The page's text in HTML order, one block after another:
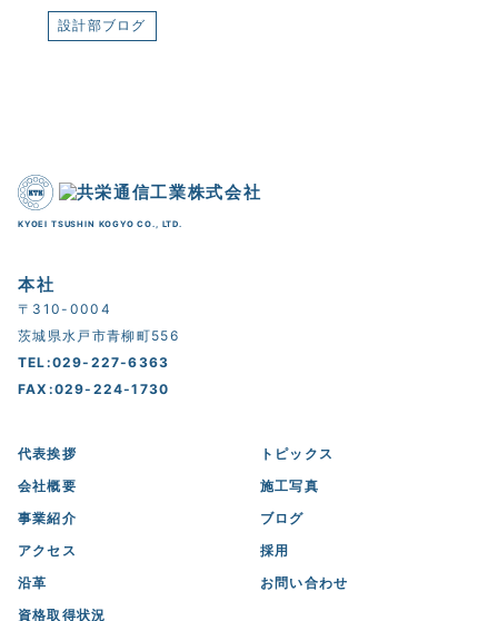
設計部ブログ
KYOEI TSUSHIN KOGYO CO., LTD.
本社
〒310-0004
茨城県水戸市青柳町556
TEL:029-227-6363
FAX:029-224-1730
代表挨拶
会社概要
事業紹介
アクセス
沿革
資格取得状況
トピックス
施工写真
ブログ
採用
お問い合わせ